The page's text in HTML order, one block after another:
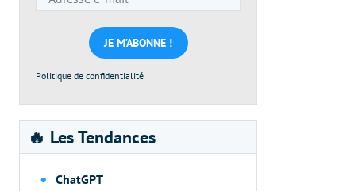
e-
mail
*
Politique de confidentialité
🔥 Les Tendances
ChatGPT